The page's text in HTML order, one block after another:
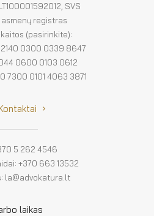
SVS
registras
(pasirinkite):
2140 0300 0339 8647
0600 0103 0612
7300 0101 4063 3871
5 262 4546
+370 663 13532
la@advokatura.lt
laikas